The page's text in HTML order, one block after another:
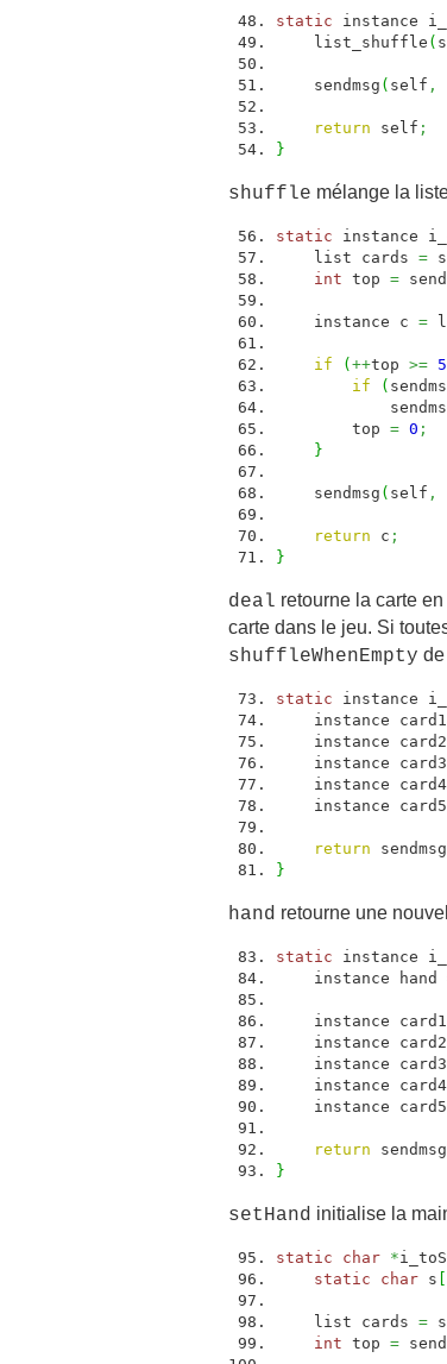
static instance
list_shuffle (
sendmsg ( self ,
return self ;
}
shuffle mélange la
static instance
list cards =
int top =
instance c =
if ( ++top >=
if
(
top = 0 ;
}
sendmsg ( self ,
return c ;
}
deal retourne la carte
carte dans le jeu. Si
shuffleWhenEmpty de
static instance
instance card1
instance card2
instance card3
instance card4
instance card5
return sendmsg
}
hand retourne une
static instance
instance hand
instance card1
instance card2
instance card3
instance card4
instance card5
return sendmsg
}
setHand initialise la
static char *
static
char s
list cards =
int top =